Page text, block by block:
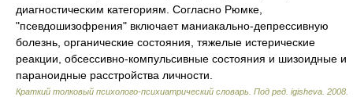
диагностическим категориям. Согласно Рюмке,
"псевдошизофрения" включает маниакально-депрессивную
болезнь, органические состояния, тяжелые истерические
реакции, обсессивно-компульсивные состояния и шизоидные и
параноидные расстройства личности.
Краткий толковый психолого-психиатрический словарь Под ред. igisheva 2008